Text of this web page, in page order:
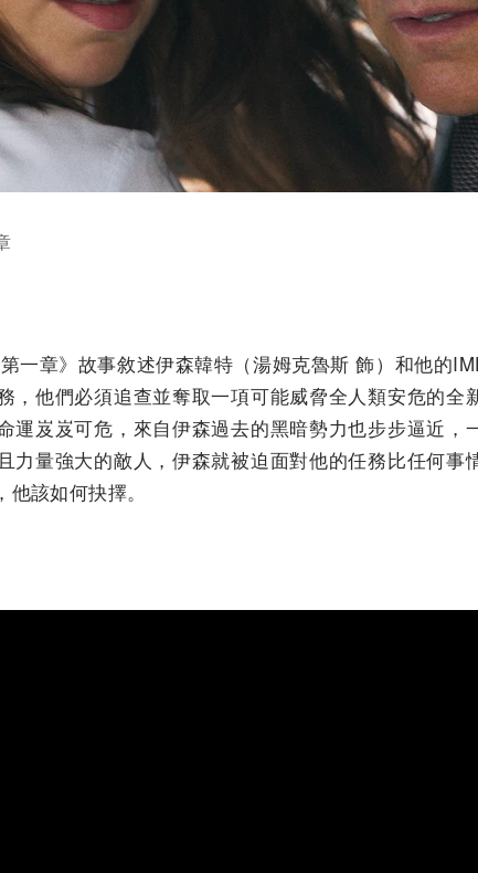
一章》故事敘述伊森韓特（湯姆克魯斯 飾）和他的
，他們必須追查並奪取一項可能威脅全人類安危的全
運岌岌可危，來自伊森過去的黑暗勢力也步步逼近，
力量強大的敵人，伊森就被迫面對他的任務比任何事
該如何抉擇。